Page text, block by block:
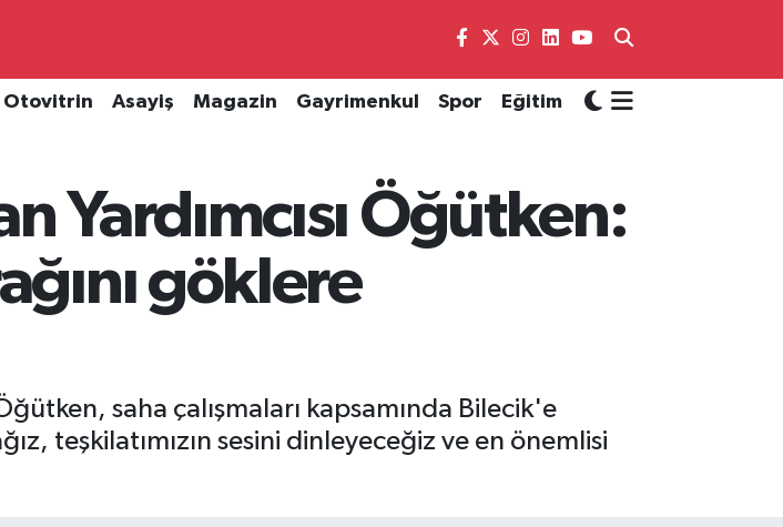
Otovitrin Asayiş Magazin Gayrimenkul Spor Eğitim
Yardımcısı Öğütken:
göklere
saha çalışmaları kapsamında Bilecik'e
teşkilatımızın sesini dinleyeceğiz ve en önemlisi